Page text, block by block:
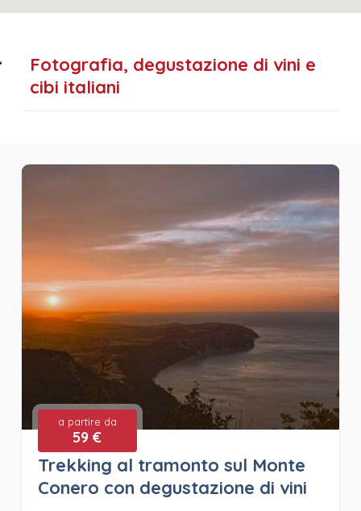
Fotografia, degustazione di vini e
cibi italiani
a partire da
59 €
Trekking al tramonto sul Monte
Conero con degustazione di vini